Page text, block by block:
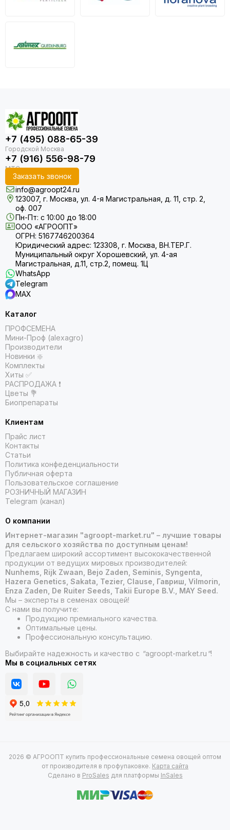
+7 (495) 088-65-39
+7 (916) 556-98-79
Заказать звонок
info@agroopt24.ru
123007, г. Москва, ул. 4-я Магистральная, д. 11, стр. 2,
оф. 007
Пн-Пт: с 10:00 до 18:00
ООО «АГРООПТ»
ОГРН: 5167746200364
Юридический адрес: 123308, г. Москва, ВН.ТЕР.Г.
Муниципальный округ Хорошевский, ул. 4-ая
Магистральная, д.11, стр.2, помещ. 1Ц
WhatsApp
Telegram
MAX
Каталог
ПРОФСЕМЕНА
Мини-Проф (alexagro)
Производители
Новинки ❇️
Комплекты
Хиты ✅
РАСПРОДАЖА ❗️
Цветы 💐
Биопрепараты
Клиентам
Прайс лист
Контакты
Статьи
Политика конфеденциальности
Публичная оферта
Пользовательское соглашение
РОЗНИЧНЫЙ МАГАЗИН
Telegram (канал)
О компании
Интернет-магазин "agroopt-market.ru" – лучшие товары
для сельского хозяйства по доступным ценам!
Предлагаем широкий ассортимент высококачественной
продукции от ведущих мировых производителей:
Nunhems, Rijk Zwaan, Bejo Zaden, Seminis, Syngenta,
Hazera Genetics, Sakata, Tezier, Clause, Гавриш, Vilmorin,
Enza Zaden, De Ruiter Seeds, Takii Europe B.V., MAY Seed.
Мы – эксперты в семенах овощей!
С нами вы получите:
Продукцию премиального качества.
Оптимальные цены.
Профессиональную консультацию.
Выбирайте надежность и качество с "agroopt-market.ru "!
Мы в социальных сетях
2026 © АГРООПТ купить профессиональные семена овощей оптом
от производителя в профупаковке. Карта сайта
Сделано в ProSales для платформы InSales